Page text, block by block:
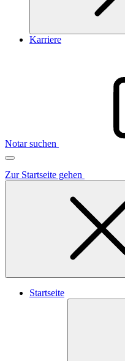
Karriere
Notar suchen
Zur Startseite gehen
Startseite